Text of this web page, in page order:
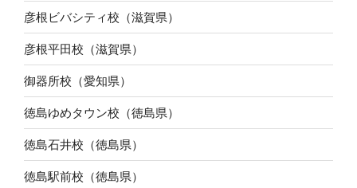
彦根ビバシティ校（滋賀県）
彦根平田校（滋賀県）
御器所校（愛知県）
徳島ゆめタウン校（徳島県）
徳島石井校（徳島県）
徳島駅前校（徳島県）